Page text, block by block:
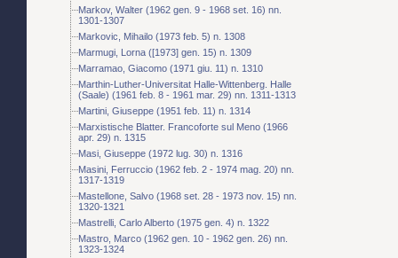
Markov, Walter (1962 gen. 9 - 1968 set. 16) nn.
1301-1307
Markovic, Mihailo (1973 feb. 5) n. 1308
Marmugi, Lorna ([1973] gen. 15) n. 1309
Marramao, Giacomo (1971 giu. 11) n. 1310
Marthin-Luther-Universitat Halle-Wittenberg. Halle
(Saale) (1961 feb. 8 - 1961 mar. 29) nn. 1311-1313
Martini, Giuseppe (1951 feb. 11) n. 1314
Marxistische Blatter. Francoforte sul Meno (1966
apr. 29) n. 1315
Masi, Giuseppe (1972 lug. 30) n. 1316
Masini, Ferruccio (1962 feb. 2 - 1974 mag. 20) nn.
1317-1319
Mastellone, Salvo (1968 set. 28 - 1973 nov. 15) nn.
1320-1321
Mastrelli, Carlo Alberto (1975 gen. 4) n. 1322
Mastro, Marco (1962 gen. 10 - 1962 gen. 26) nn.
1323-1324